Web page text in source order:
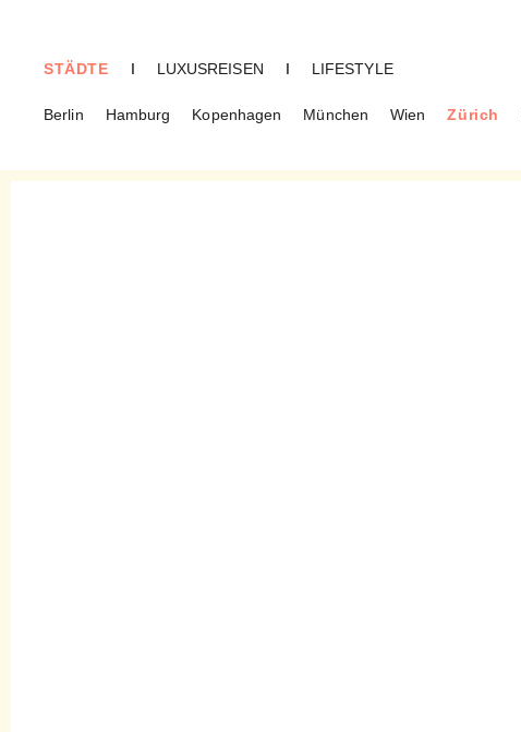
STÄDTE
Berlin Hamburg Kopenhagen München Wien Zürich
I LUXUSREISEN I LIFESTYLE